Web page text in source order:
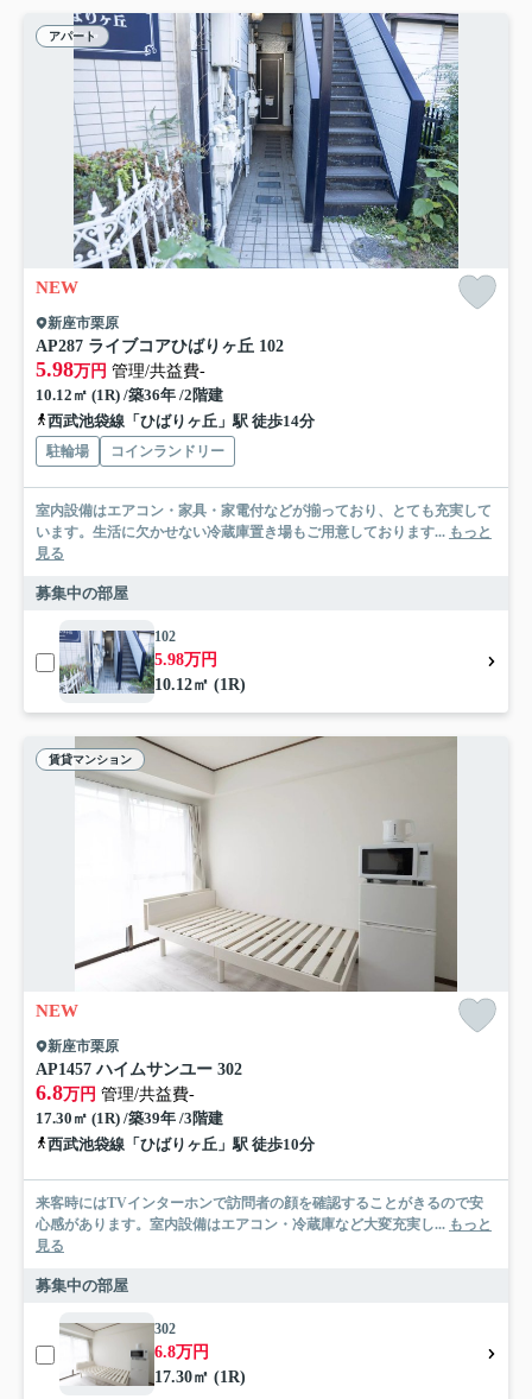
アパート
NEW
新座市栗原
AP287 ライブコアひばりヶ丘 102
5.98万円 管理/共益費-
10.12㎡ (1R) /築36年 /2階建
西武池袋線「ひばりヶ丘」駅 徒歩14分
駐輪場 コインランドリー
室内設備はエアコン・家具・家電付などが揃っており、とても充実して
います。生活に欠かせない冷蔵庫置き場もご用意しております... もっと
見る
募集中の部屋
102
5.98万円
10.12㎡ (1R)
賃貸マンション
NEW
新座市栗原
AP1457 ハイムサンユー 302
6.8万円 管理/共益費-
17.30㎡ (1R) /築39年 /3階建
西武池袋線「ひばりヶ丘」駅 徒歩10分
来客時にはTVインターホンで訪問者の顔を確認することがきるので安
心感があります。室内設備はエアコン・冷蔵庫など大変充実し... もっと
見る
募集中の部屋
302
6.8万円
17.30㎡ (1R)